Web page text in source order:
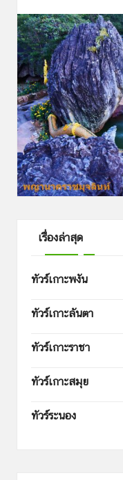
เรื่องล่าสุด
ทัวร์เกาะพงัน
ทัวร์เกาะลันตา
ทัวร์เกาะราชา
ทัวร์เกาะสมุย
ทัวร์ระนอง